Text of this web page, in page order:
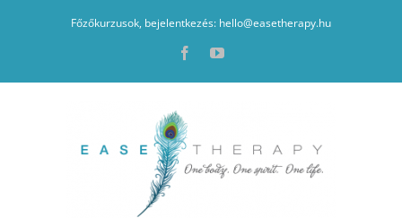
Főzőkurzusok, bejelentkezés: hello@easetherapy.hu
FacebookYouTube